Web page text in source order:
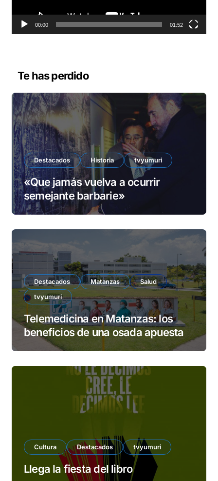
t
r
d
o
00:00 01:52
Te has perdido
Destacados Historia tvyumuri
«Que jamás vuelva a ocurrir
semejante barbarie»
Destacados Matanzas
Salud
tvyumuri
Telemedicina en Matanzas: los
beneficios de una osada apuesta
Cultura Destacados tvyumuri
Llega la fiesta del libro